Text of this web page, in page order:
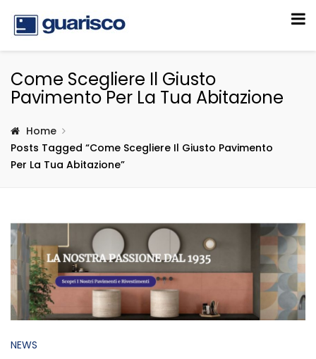
Come Scegliere Il Giusto
Pavimento Per La Tua Abitazione
Home
Posts Tagged “Come Scegliere Il Giusto Pavimento
Per La Tua Abitazione”
NEWS